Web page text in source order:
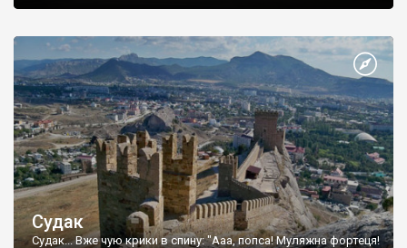
Судак
Судак... Вже чую крики в спину: "Ааа, попса! Муляжна фортеця!